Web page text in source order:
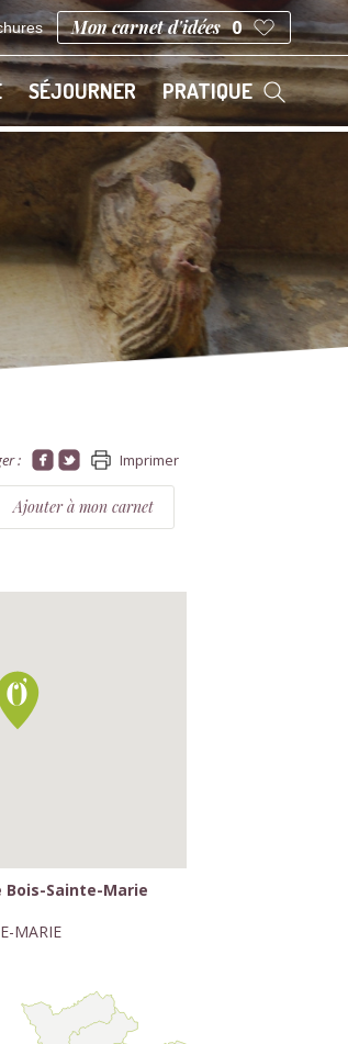
Mon carnet d'idées 0
SÉJOURNER PRATIQUE
: Imprimer
Ajouter à mon carnet
Bois-Sainte-Marie
MARIE